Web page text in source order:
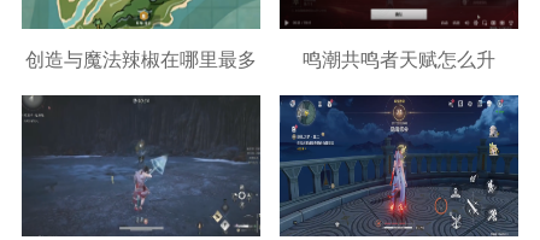
创造与魔法辣椒在哪里最多 鸣潮共鸣者天赋怎么升